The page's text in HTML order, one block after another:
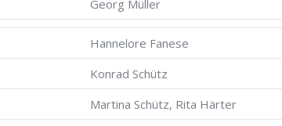
Georg Müller
Hannelore Fanese
Konrad Schütz
Martina Schütz, Rita Härter